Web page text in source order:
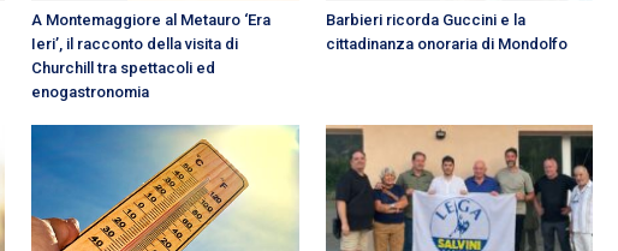
A Montemaggiore al Metauro ‘Era
Ieri’, il racconto della visita di
Churchill tra spettacoli ed
enogastronomia
Barbieri ricorda Guccini e la
cittadinanza onoraria di Mondolfo